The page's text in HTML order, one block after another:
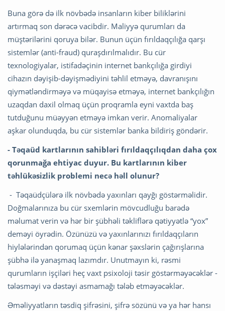
Buna görə də ilk növbədə insanların kiber biliklərini
artırmaq son dərəcə vacibdir. Maliyyə qurumları da
müştərilərini qoruya bilər. Bunun üçün fırıldaqçılığa qarşı
sistemlər (anti-fraud) quraşdırılmalıdır. Bu cür
texnologiyalar, istifadəçinin internet bankçılığa girdiyi
cihazın dəyişib-dəyişmədiyini təhlil etməyə, davranışını
qiymətləndirməyə və müqayisə etməyə, internet bankçılığın
uzaqdan daxil olmaq üçün proqramla eyni vaxtda baş
tutduğunu müəyyən etməyə imkan verir. Anomaliyalar
aşkar olunduqda, bu cür sistemlər banka bildiriş göndərir.
- Təqaüd kartlarının sahibləri fırıldaqçılıqdan daha çox
qorunmağa ehtiyac duyur. Bu kartlarının kiber
təhlükəsizlik problemi necə həll olunur?
- Təqaüdçülərə ilk növbədə yaxınları qayğı göstərməlidir.
Doğmalarınıza bu cür sxemlərin mövcudluğu barədə
məlumat verin və hər bir şübhəli təkliflərə qətiyyətlə “yox”
deməyi öyrədin. Özünüzü və yaxınlarınızı fırıldaqçıların
hiylələrindən qorumaq üçün kənar şəxslərin çağırışlarına
şübhə ilə yanaşmaq lazımdır. Unutmayın ki, rəsmi
qurumların işçiləri heç vaxt psixoloji təsir göstərməyəcəklər -
tələsməyi və dəstəyi asmamağı tələb etməyəcəklər.
Əməliyyatların təsdiq şifrəsini, şifrə sözünü və ya hər hansı